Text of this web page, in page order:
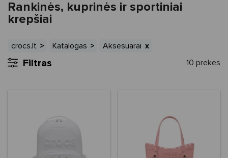
Rankinės, kuprinės ir sportiniai
krepšiai
crocs.lt Katalogas Aksesuarai
Filtras 10 prekės